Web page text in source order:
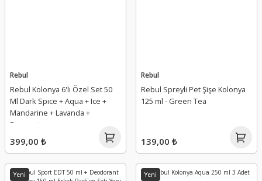
Rebul
Rebul Kolonya 6'lı Özel Set 50
Ml Dark Spıce + Aqua + Ice +
Mandarine + Lavanda +
Bouquet
399,00 ₺
Rebul
Rebul Spreyli Pet Şişe Kolonya
125 ml - Green Tea
139,00 ₺
Yeni Yeni